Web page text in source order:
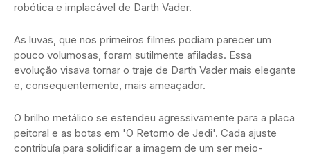
robótica e implacável de Darth Vader.
As luvas, que nos primeiros filmes podiam parecer um
pouco volumosas, foram sutilmente afiladas. Essa
evolução visava tornar o traje de Darth Vader mais elegante
e, consequentemente, mais ameaçador.
O brilho metálico se estendeu agressivamente para a placa
peitoral e as botas em 'O Retorno de Jedi'. Cada ajuste
contribuía para solidificar a imagem de um ser meio-